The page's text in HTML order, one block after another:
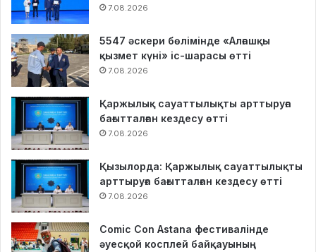
7.08.2026
5547 әскери бөлімінде «Алғашқы
қызмет күні» іс-шарасы өтті
7.08.2026
Қаржылық сауаттылықты арттыруға
бағытталған кездесу өтті
7.08.2026
Қызылорда: Қаржылық сауаттылықты
арттыруға бағытталған кездесу өтті
7.08.2026
Comic Con Astana фестивалінде
әуесқой косплей байқауының